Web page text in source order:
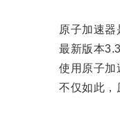
原子加速器是
最新版本3.3
使用原子加速
不仅如此，原